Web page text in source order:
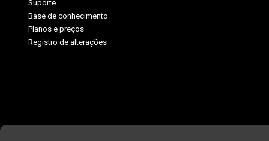
Suporte
Base de conhecimento
Planos e preços
Registro de alterações